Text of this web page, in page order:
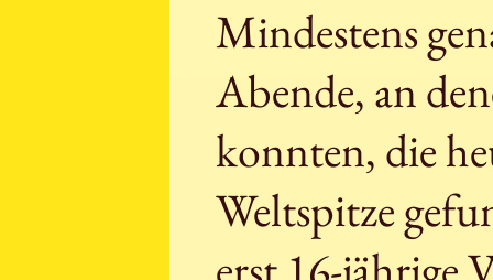
Mindestens
Abende, an
konnten, die
Weltspitze